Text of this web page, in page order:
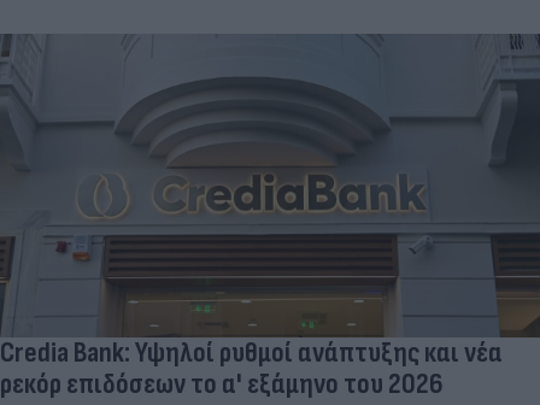
Credia Bank: Υψηλοί ρυθμοί ανάπτυξης και νέα
ρεκόρ επιδόσεων το α' εξάμηνο του 2026